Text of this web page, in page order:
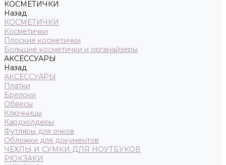
КОСМЕТИЧКИ
Назад
КОСМЕТИЧКИ
Косметички
Плоские косметички
Большие косметички и органайзеры
АКСЕССУАРЫ
Назад
АКСЕССУАРЫ
Платки
Брелоки
Обвесы
Ключницы
Кардхолдеры
Футляры для очков
Обложки для документов
ЧЕХЛЫ И СУМКИ ДЛЯ НОУТБУКОВ
РЮКЗАКИ